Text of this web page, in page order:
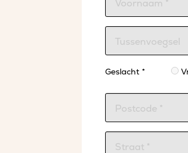
Geslacht *